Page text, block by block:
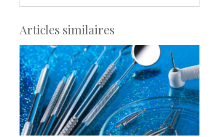
Articles similaires